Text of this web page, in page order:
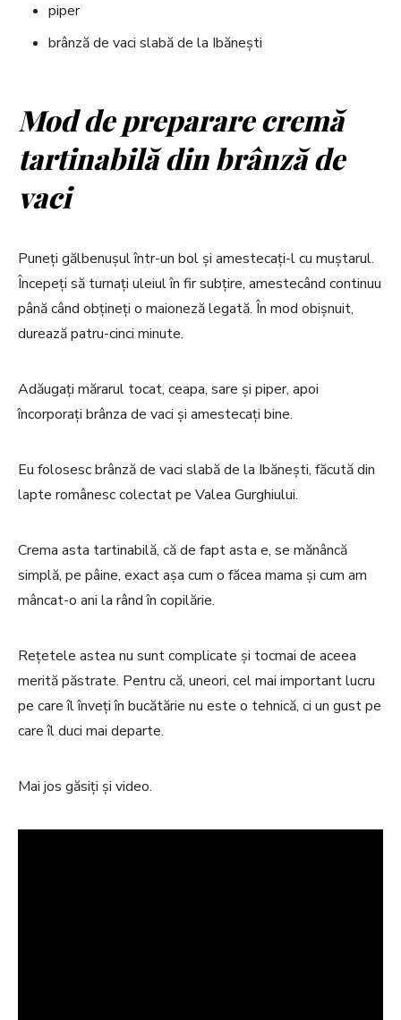
piper
brânză de vaci slabă de la Ibănești
Mod de preparare cremă
tartinabilă din brânză de
vaci
Puneți gălbenușul într-un bol și amestecați-l cu muștarul.
Începeți să turnați uleiul în fir subțire, amestecând continuu
până când obțineți o maioneză legată. În mod obișnuit,
durează patru-cinci minute.
Adăugați mărarul tocat, ceapa, sare și piper, apoi
încorporați brânza de vaci și amestecați bine.
Eu folosesc brânză de vaci slabă de la Ibănești, făcută din
lapte românesc colectat pe Valea Gurghiului.
Crema asta tartinabilă, că de fapt asta e, se mănâncă
simplă, pe pâine, exact așa cum o făcea mama și cum am
mâncat-o ani la rând în copilărie.
Rețetele astea nu sunt complicate și tocmai de aceea
merită păstrate. Pentru că, uneori, cel mai important lucru
pe care îl înveți în bucătărie nu este o tehnică, ci un gust pe
care îl duci mai departe.
Mai jos găsiți și video.